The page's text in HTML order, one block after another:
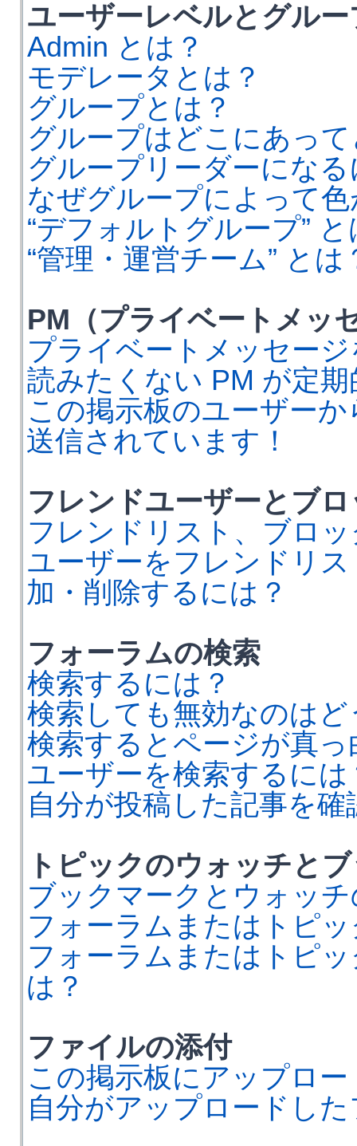
ユーザーレベルとグルー
Admin とは？
モデレータとは？
グループとは？
グループはどこにあっ
グループリーダーにな
なぜグループによって
“デフォルトグループ” と
“管理・運営チーム” とは
PM（プライベートメッ
プライベートメッセー
読みたくない PM が定
この掲示板のユーザー
送信されています！
フレンドユーザーとブ
フレンドリスト、ブロ
ユーザーをフレンドリ
加・削除するには？
フォーラムの検索
検索するには？
検索しても無効なのはど
検索するとページが真
ユーザーを検索するには
自分が投稿した記事を
トピックのウォッチと
ブックマークとウォッ
フォーラムまたはトピ
フォーラムまたはトピ
は？
ファイルの添付
この掲示板にアップロ
自分がアップロードし